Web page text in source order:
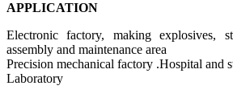
APPLICATION
Electronic factory, making explosives,
assembly and maintenance area
Precision mechanical factory .Hospital and
Laboratory